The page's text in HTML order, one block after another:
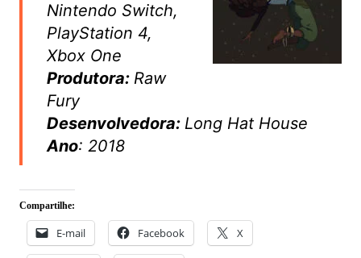
Nintendo Switch,
PlayStation 4,
Xbox One
Produtora: Raw
Fury
Desenvolvedora: Long Hat House
Ano: 2018
Compartilhe:
E-mail Facebook X